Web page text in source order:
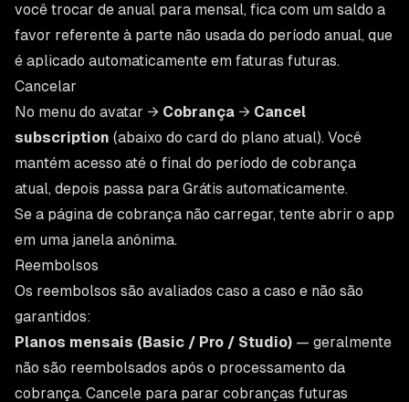
você trocar de anual para mensal, fica com um saldo a
favor referente à parte não usada do período anual, que
é aplicado automaticamente em faturas futuras.
Cancelar
No menu do avatar → Cobrança → Cancel
subscription (abaixo do card do plano atual). Você
mantém acesso até o final do período de cobrança
atual, depois passa para Grátis automaticamente.
Se a página de cobrança não carregar, tente abrir o app
em uma janela anônima.
Reembolsos
Os reembolsos são avaliados caso a caso e não são
garantidos:
Planos mensais (Basic / Pro / Studio) — geralmente
não são reembolsados após o processamento da
cobrança. Cancele para parar cobranças futuras